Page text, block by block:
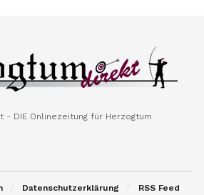
- DIE Onlinezeitung für Herzogtum
Datenschutzerklärung RSS Feed